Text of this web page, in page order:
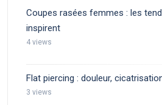
Coupes rasées femmes : les
inspirent
4 views
Flat piercing : douleur,
3 views